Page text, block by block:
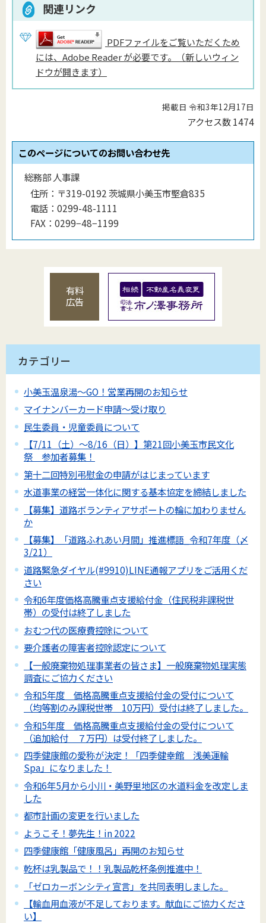
関連リンク
PDFファイルをご覧いただくため
には、Adobe Reader が必要です。（新しいウィン
ドウが開きます）
掲載日 令和3年12月17日
アクセス数1474
このページについてのお問い合わせ先
総務部 人事課
住所： 〒319-0192 茨城県小美玉市堅倉835
電話： 0299-48-1111
FAX： 0299−48−1199
有料
広告
カテゴリー
小美玉温泉湯～GO！営業再開のお知らせ
マイナンバーカード申請～受け取り
民生委員・児童委員について
【7/11（土）～8/16（日）】第21回小美玉市民文化
祭 参加者募集！
第十二回特別弔慰金の申請がはじまっています
水道事業の経営一体化に関する基本協定を締結しました
【募集】道路ボランティアサポートの輪に加わりません
か
【募集】「道路ふれあい月間」推進標語_令和7年度（〆
3/21）
道路緊急ダイヤル(#9910)LINE通報アプリをご活用くだ
さい
令和6年度価格高騰重点支援給付金（住民税非課税世
帯）の受付は終了しました
おむつ代の医療費控除について
要介護者の障害者控除認定について
【一般廃棄物処理事業者の皆さま】一般廃棄物処理実態
調査にご協力ください
令和5年度 価格高騰重点支援給付金の受付について
（均等割のみ課税世帯 10万円）受付は終了しました。
令和5年度 価格高騰重点支援給付金の受付について
（追加給付 ７万円）は受付終了しました。
四季健康館の愛称が決定！「四季健幸館 浅美運輸
Spa」になりました！
令和6年5月から小川・美野里地区の水道料金を改定しま
した
都市計画の変更を行いました
ようこそ！夢先生！in 2022
四季健康館「健康風呂」再開のお知らせ
乾杯は乳製品で！！乳製品乾杯条例推進中！
「ゼロカーボンシティ宣言」を共同表明しました。
【輸血用血液が不足しております。献血にご協力くださ
い】